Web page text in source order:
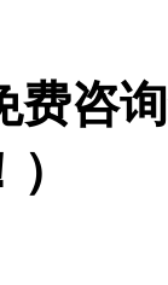
费咨